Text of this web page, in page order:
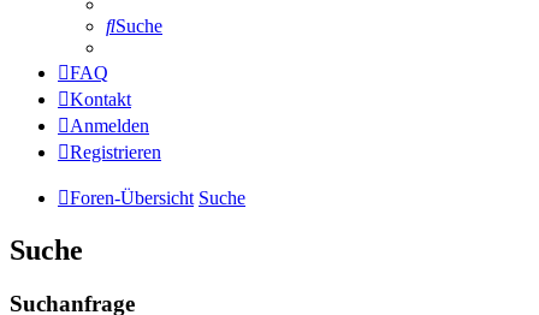
Suche
FAQ
Kontakt
Anmelden
Registrieren
Foren-Übersicht Suche
Suche
Suchanfrage